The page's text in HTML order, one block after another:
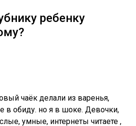
ребенку
чаёк делали из варенья,
в обиду. но я в шоке. Девочки,
умные, интернеты читаете ,